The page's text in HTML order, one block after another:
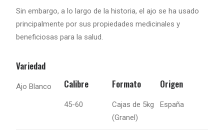
Sin embargo, a lo largo de la historia, el ajo se ha usado
principalmente por sus propiedades medicinales y
beneficiosas para la salud.
Variedad
Ajo Blanco Calibre
45-60
Formato
Cajas de 5kg
(Granel)
Origen
España